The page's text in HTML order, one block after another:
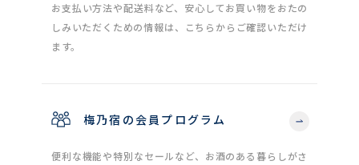
お支払い方法や配送料など、安心してお買い物をおたの
しみいただくための情報は、こちらからご確認いただけ
ます。
梅乃宿の会員プログラム
便利な機能や特別なセールなど、お酒のある暮らしがさ